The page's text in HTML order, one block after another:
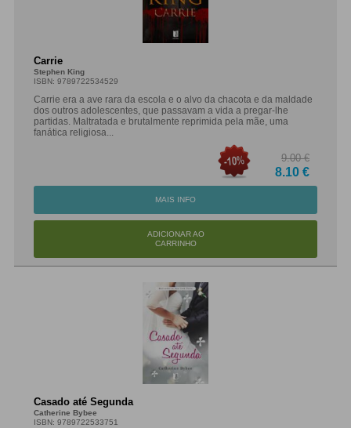
Carrie
Stephen King
ISBN: 9789722534529
Carrie era a ave rara da escola e o alvo da chacota e da maldade
dos outros adolescentes, que passavam a vida a pregar-lhe
partidas. Maltratada e brutalmente reprimida pela mãe, uma
fanática religiosa...
9.00 €
8.10 €
MAIS INFO
ADICIONAR AO
CARRINHO
Casado até Segunda
Catherine Bybee
ISBN: 9789722533751